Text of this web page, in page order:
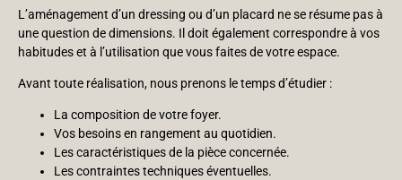
L’aménagement d’un dressing ou d’un placard ne se résume pas à
une question de dimensions. Il doit également correspondre à vos
habitudes et à l’utilisation que vous faites de votre espace.
Avant toute réalisation, nous prenons le temps d’étudier :
La composition de votre foyer.
Vos besoins en rangement au quotidien.
Les caractéristiques de la pièce concernée.
Les contraintes techniques éventuelles.